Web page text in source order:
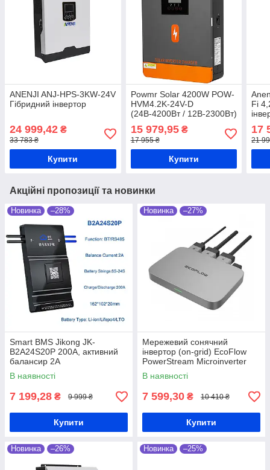
ANENJI ANJ-HPS-3KW-24V
Гібридний інвертор
24 999,42 ₴
33 783 ₴
Купити
Powmr Solar 4200W POW-
HVM4.2K-24V-D
(24В-4200Вт / 12В-2300Вт)
Гібридний інвертор
15 979,95₴
17 955 ₴
Купити
Fi
17
21
Акційні пропозиції та новинки
Новинка –28%
Smart BMS Jikong JK-
B2A24S20P 200А, активний
балансир 2А
В наявності
7 199,28 ₴ 9 999 ₴
Купити
Новинка –27%
Мережевий сонячний
інвертор (on-grid) EcoFlow
PowerStream Microinverter
600W (EFPowerStreamMI-EU-
600W)
В наявності
7 599,30 ₴ 10 410 ₴
Купити
Новинка –26% Новинка –25%